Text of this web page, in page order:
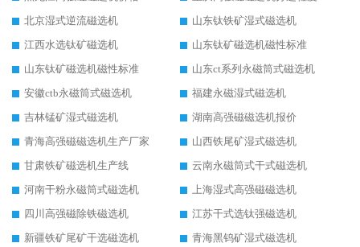
北京湿式逆流磁选机
山东钛铁矿湿式磁选机
江西水选钛矿磁选机
山东钛矿磁选机磁性标准
山东钛矿磁选机磁性标准
山东ct系列永磁筒式磁选机
安徽ctb永磁筒式磁选机
福建永磁湿式磁选机
吉林锰矿湿式磁选机
湖南高强磁磁选机报价
青海高强磁磁选机生产厂家
山西铁尾矿湿式磁选机
甘肃铁矿磁选机生产线
云南永磁筒式干式磁选机
河南干粉永磁筒式磁选机
上海湿式高强磁磁选机
四川高强磁除铁磁选机
江苏干式选钛强磁选机
新疆铁矿尾矿干选磁选机
青海黑钨矿湿式磁选机